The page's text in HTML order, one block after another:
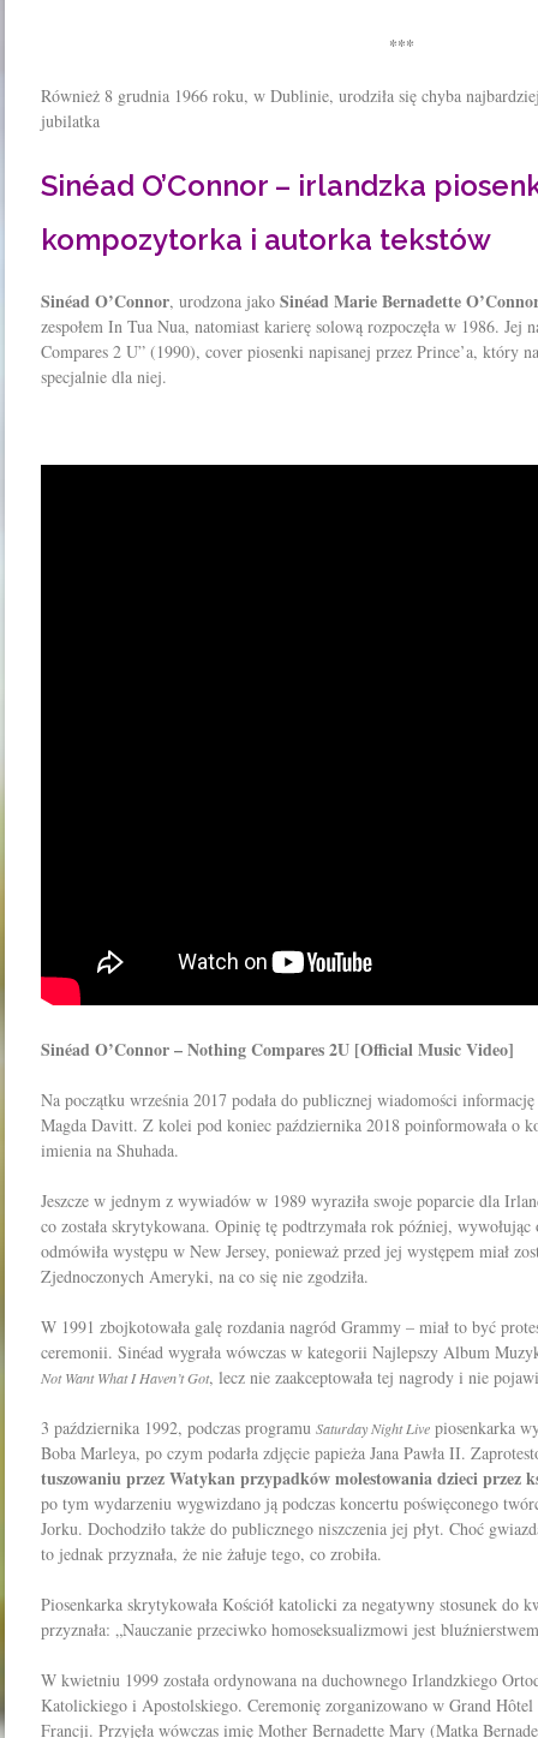
***
Również 8 grudnia 1966 roku, w Dublinie, urodziła się chyba
jubilatka
Sinéad O’Connor – irlandzka
kompozytorka i autorka tekstów
Sinéad O’Connor, urodzona jako Sinéad Marie Bernadette
zespołem In Tua Nua, natomiast karierę solową rozpoczęła w 1986. Jej
Compares 2 U” (1990), cover piosenki napisanej przez Prince’a, który
specjalnie dla niej.
Sinéad O’Connor – Nothing Compares 2U [Official Music Video]
Na początku września 2017 podała do publicznej wiadomości
Magda Davitt. Z kolei pod koniec października 2018 poinformowała o
imienia na Shuhada.
Jeszcze w jednym z wywiadów w 1989 wyraziła swoje poparcie dla
co została skrytykowana. Opinię tę podtrzymała rok później,
odmówiła występu w New Jersey, ponieważ przed jej występem miał
Zjednoczonych Ameryki, na co się nie zgodziła.
W 1991 zbojkotowała galę rozdania nagród Grammy – miał to być
ceremonii. Sinéad wygrała wówczas w kategorii Najlepszy Album
Not Want What I Haven’t Got, lecz nie zaakceptowała tej nagrody i nie
3 października 1992, podczas programu Saturday Night Live piosenkarka
Boba Marleya, po czym podarła zdjęcie papieża Jana Pawła II.
tuszowaniu przez Watykan przypadków molestowania dzieci przez
po tym wydarzeniu wygwizdano ją podczas koncertu poświęconego
Jorku. Dochodziło także do publicznego niszczenia jej płyt. Choć
to jednak przyznała, że nie żałuje tego, co zrobiła.
Piosenkarka skrytykowała Kościół katolicki za negatywny stosunek do
przyznała: „Nauczanie przeciwko homoseksualizmowi jest
W kwietniu 1999 została ordynowana na duchownego Irlandzkiego
Katolickiego i Apostolskiego. Ceremonię zorganizowano w Grand
Francji. Przyjęła wówczas imię Mother Bernadette Mary (Matka